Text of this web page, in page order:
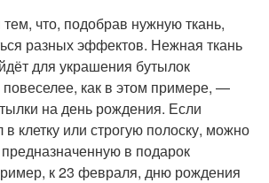
что, подобрав нужную ткань,
разных эффектов. Нежная ткань
для украшения бутылок
повеселее, как в этом примере, —
на день рождения. Если
клетку или строгую полоску, можно
предназначенную в подарок
к 23 февраля, дню рождения